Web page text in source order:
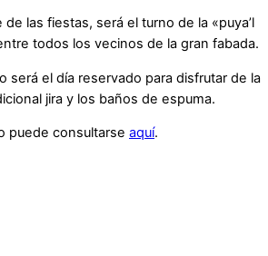
de las fiestas, será el turno de la «puya’l
todos los vecinos de la gran fabada.
será el día reservado para disfrutar de la
jira y los baños de espuma.
puede consultarse aquí.